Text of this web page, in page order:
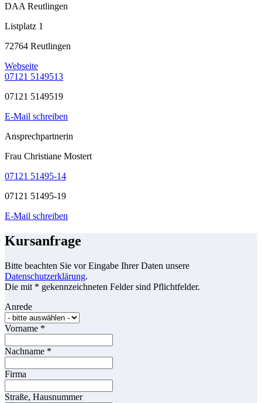
DAA Reutlingen
Listplatz 1
72764 Reutlingen
Webseite
07121 5149513
07121 5149519
E-Mail schreiben
Ansprechpartnerin
Frau Christiane Mostert
07121 51495-14
07121 51495-19
E-Mail schreiben
Kursanfrage
Bitte beachten Sie vor Eingabe Ihrer Daten unsere
Datenschutzerklärung.
Die mit * gekennzeichneten Felder sind Pflichtfelder.
Anrede
Vorname *
Nachname *
Firma
Straße, Hausnummer